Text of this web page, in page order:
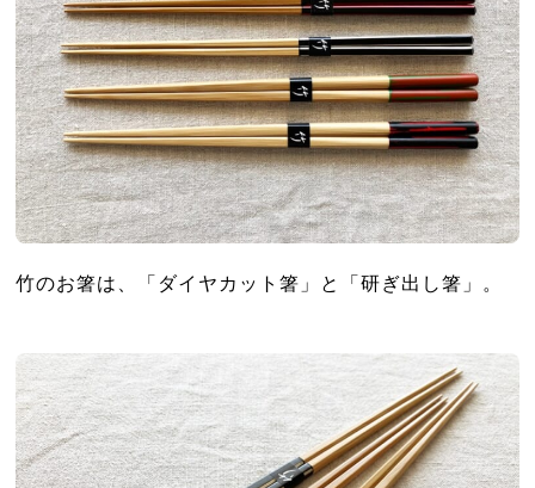
竹のお箸は、「ダイヤカット箸」と「研ぎ出し箸」。